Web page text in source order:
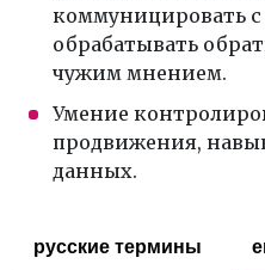
коммуницировать с
обрабатывать
чужим мнением.
Умение
продвижения,
данных.
русские термины